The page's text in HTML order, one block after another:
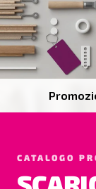
CATALOGO